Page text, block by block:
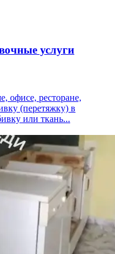
услуги
офисе, ресторане,
(перетяжку) в
или ткань...